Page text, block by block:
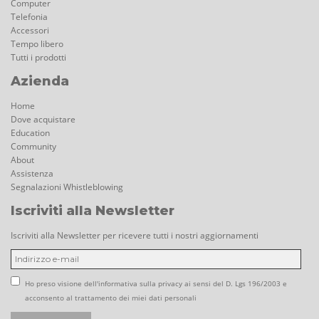
Computer
Telefonia
Accessori
Tempo libero
Tutti i prodotti
Azienda
Home
Dove acquistare
Education
Community
About
Assistenza
Segnalazioni Whistleblowing
Iscriviti alla Newsletter
Iscriviti alla Newsletter per ricevere tutti i nostri aggiornamenti
Ho preso visione dell'informativa sulla privacy ai sensi del D. Lgs 196/2003 e
acconsento al trattamento dei miei dati personali